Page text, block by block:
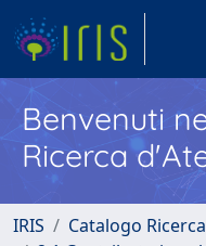
Benvenuti
Ricerca
IRIS Catalogo Ricerca